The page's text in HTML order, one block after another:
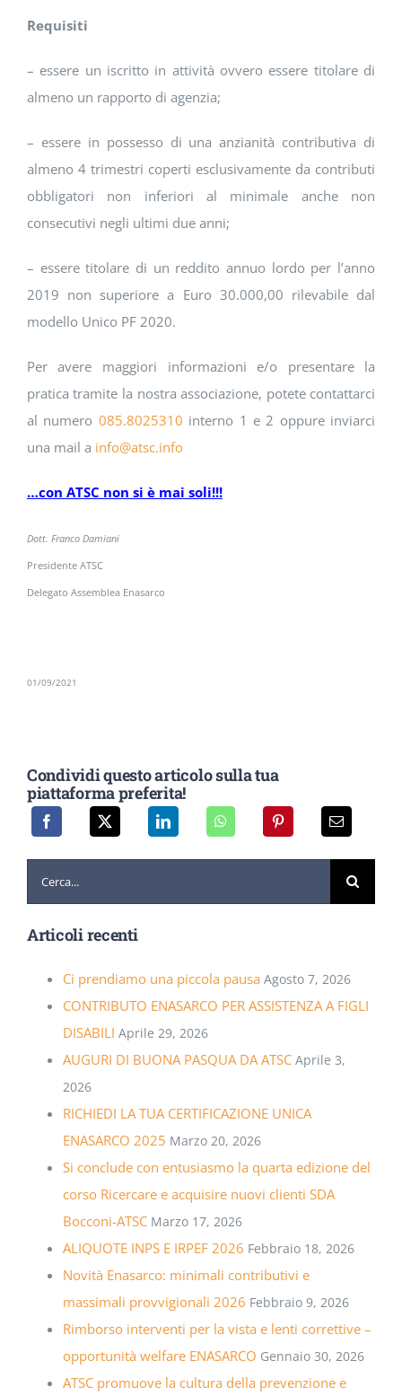
Requisiti
– essere un iscritto in attività ovvero essere titolare di
almeno un rapporto di agenzia;
– essere in possesso di una anzianità contributiva di
almeno 4 trimestri coperti esclusivamente da contributi
obbligatori non inferiori al minimale anche non
consecutivi negli ultimi due anni;
– essere titolare di un reddito annuo lordo per l’anno
2019 non superiore a Euro 30.000,00 rilevabile dal
modello Unico PF 2020.
Per avere maggiori informazioni e/o presentare la
pratica tramite la nostra associazione, potete contattarci
al numero 085.8025310 interno 1 e 2 oppure inviarci
una mail a info@atsc.info
…con ATSC non si è mai soli!!!
Dott. Franco Damiani
Presidente ATSC
Delegato Assemblea Enasarco
01/09/2021
Condividi questo articolo sulla tua
piattaforma preferita!
per:
Articoli recenti
Ci prendiamo una piccola pausa Agosto 7, 2026
CONTRIBUTO ENASARCO PER ASSISTENZA A FIGLI
DISABILI Aprile 29, 2026
AUGURI DI BUONA PASQUA DA ATSC Aprile 3,
2026
RICHIEDI LA TUA CERTIFICAZIONE UNICA
ENASARCO 2025 Marzo 20, 2026
Si conclude con entusiasmo la quarta edizione del
corso Ricercare e acquisire nuovi clienti SDA
Bocconi-ATSC Marzo 17, 2026
ALIQUOTE INPS E IRPEF 2026 Febbraio 18, 2026
Novità Enasarco: minimali contributivi e
massimali provvigionali 2026 Febbraio 9, 2026
Rimborso interventi per la vista e lenti correttive –
opportunità welfare ENASARCO Gennaio 30, 2026
ATSC promuove la cultura della prevenzione e